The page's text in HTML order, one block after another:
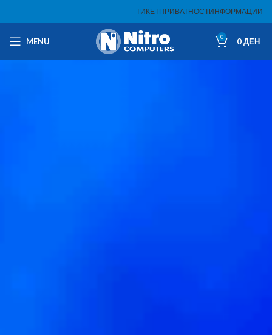
ТИКЕТПРИВАТНОСТИНФОРМАЦИИ
MENU 0 0ДЕН